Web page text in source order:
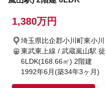
1,380万円
埼玉県比企郡小川町東小川
東武東上線 / 武蔵嵐山駅
6LDK(168.66㎡) 2階建
1992年6月(築34年3ヶ月)